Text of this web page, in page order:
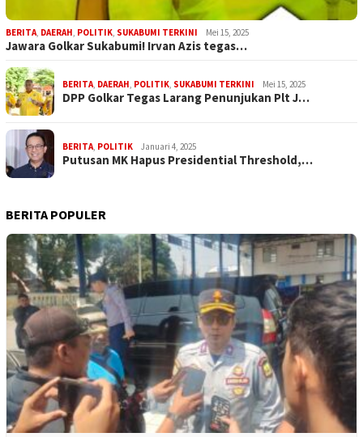
BERITA, DAERAH, POLITIK, SUKABUMI TERKINI Mei 15, 2025
Jawara Golkar Sukabumi! Irvan Azis tegas…
BERITA, DAERAH, POLITIK, SUKABUMI TERKINI Mei 15, 2025
DPP Golkar Tegas Larang Penunjukan Plt J…
BERITA, POLITIK Januari 4, 2025
Putusan MK Hapus Presidential Threshold,…
BERITA POPULER